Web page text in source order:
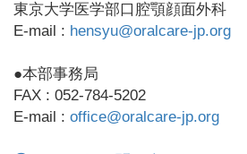
東京大学医学部口腔顎顔面外科
E-mail : hensyu@oralcare-jp.org
●本部事務局
FAX : 052-784-5202
E-mail : office@oralcare-jp.org